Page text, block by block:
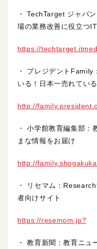
・ TechTarget ジャパ
場の業務改善に役立つ
https://
・ プレジデントFamily
いる！日本一売れてい
http://
・ 小学館教育編集部：
まな情報をお届け
http://
・ リセマム：
者向けサイト
https://resemom.jp?
・ 教育新聞：教育ニュ